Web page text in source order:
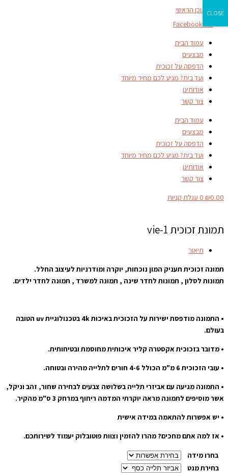
דילוג לתוכן הראשי
Facebook-f
עמוד הבית
מבצעים
הדפסה על זכוכית
ועד בית? מגיע לכם מחיר מיוחד
אודותינו
צור קשר
עמוד הבית
מבצעים
הדפסה על זכוכית
ועד בית? מגיע לכם מחיר מיוחד
אודותינו
צור קשר
₪0.00
0 עגלת קניות
תמונת זכוכית vie-1
תיאור
תמונה זכוכית תעניק המון נוכחות, יוקרה ומודרניות לעיצוב החלל.
תמונות לסלון , תמונות לחדר שינה , תמונה למשרד , תמונה לחדר ילדים.
• התמונה מודפסת ישירות על הזכוכית באיכות 4k בטכנולוגיית uv הטובה
בעולם.
• מדובר בזכוכית אקסטרה קליר איכותית מחוסמת ובטיחותית.
• עובי הזכוכית 6 מ"מ הכולל 4-6 חורים לתלייה מהירה ובטוחה.
• התמונה מגיעה עם אביזרי תלייה בשלושה צבעים לבחירה שחור, זהב וניקל,
אשר מוסיפים לתמונה מראה יוקרתי המדמה ריחוף במרחק 3 ס"מ מהקיר.
• יש אפשרות להתאמה במידה אישית
• אז למה אתם מחכים? מהרו להזמין וצוות פוטובלוק יעמוד לשירותכם.
בחרו מידה
בחירת מנט
CLOSE